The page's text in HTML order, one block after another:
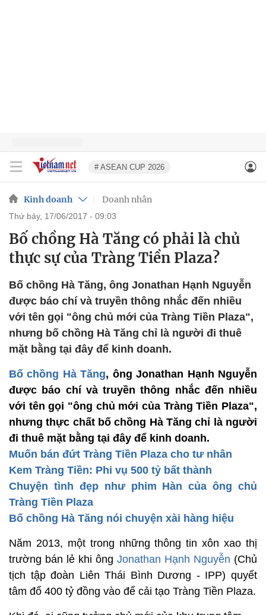
# ASEAN CUP 2026
Kinh doanh Doanh nhân
thứ bảy, 17/06/2017 - 09:03
Bố chồng Hà Tăng có phải là chủ
thực sự của Tràng Tiền Plaza?
Bố chồng Hà Tăng, ông Jonathan Hạnh Nguyễn
được báo chí và truyền thông nhắc đến nhiều
với tên gọi "ông chủ mới của Tràng Tiền Plaza",
nhưng bố chồng Hà Tăng chỉ là người đi thuê
mặt bằng tại đây để kinh doanh.
Bố chồng Hà Tăng, ông Jonathan Hạnh Nguyễn
được báo chí và truyền thông nhắc đến nhiều
với tên gọi "ông chủ mới của Tràng Tiền Plaza",
nhưng thực chất bố chồng Hà Tăng chỉ là người
đi thuê mặt bằng tại đây để kinh doanh.
Muốn bán đứt Tràng Tiền Plaza cho tư nhân
Kem Tràng Tiền: Phi vụ 500 tỷ bất thành
Chuyện tình đẹp như phim Hàn của ông chủ
Tràng Tiền Plaza
Bố chồng Hà Tăng nói chuyện xài hàng hiệu
Năm 2013, một trong những thông tin xôn xao thị
trường bán lẻ khi ông Jonathan Hạnh Nguyễn (Chủ
tịch tập đoàn Liên Thái Bình Dương - IPP) quyết
tâm đổ 400 tỷ đồng vào để cải tạo Tràng Tiền Plaza.